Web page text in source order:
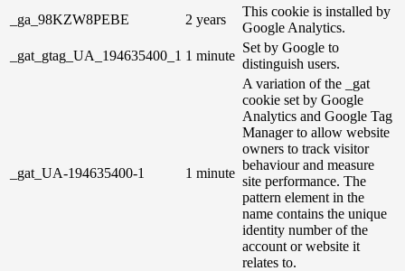
_ga_98KZW8PEBE
2 years
This cookie is installed by
Google Analytics.
_gat_gtag_UA_194635400_1 1 minute
Set by Google to
distinguish users.
_gat_UA-194635400-1 1 minute
A variation of the _gat
cookie set by Google
Analytics and Google Tag
Manager to allow website
owners to track visitor
behaviour and measure
site performance. The
pattern element in the
name contains the unique
identity number of the
account or website it
relates to.